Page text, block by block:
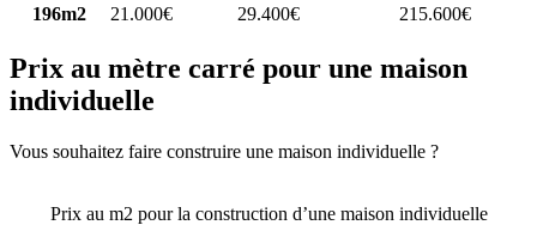
196m2
21.000€ 29.400€ 215.600€
Prix au mètre carré pour une maison
individuelle
Vous souhaitez faire construire une maison individuelle ?
Prix au m2 pour la construction d’une maison individuelle